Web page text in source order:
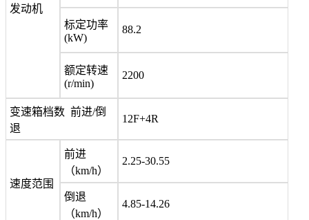
发动机
标定功率
(kW)
88.2
额定转速
(r/min)
2200
变速箱档数 前进/倒
退
12F+4R
速度范围
前进
（km/h）
2.25-30.55
倒退
（km/h）
4.85-14.26